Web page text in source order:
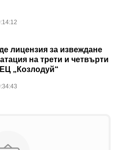
лицензия за извеждане
на трети и четвърти
„Козлодуй“